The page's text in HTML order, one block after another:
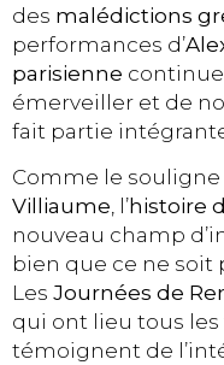
des malédictions
performances d’
parisienne
émerveiller et de
fait partie
Comme le
Villiaume, l’histoire
nouveau champ
bien que ce ne soit
Les Journées de
qui ont lieu tous les
témoignent de